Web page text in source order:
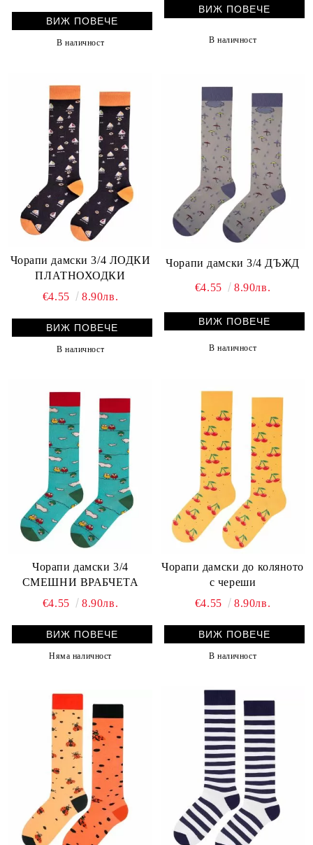
ВИЖ ПОВЕЧЕ
В наличност
ВИЖ ПОВЕЧЕ
В наличност
Чорапи дамски 3/4 ЛОДКИ
ПЛАТНОХОДКИ
€4.55
8.90лв.
ВИЖ ПОВЕЧЕ
В наличност
Чорапи дамски 3/4 ДЪЖД
€4.55 8.90лв.
ВИЖ ПОВЕЧЕ
В наличност
Чорапи дамски 3/4
СМЕШНИ ВРАБЧЕТА
€4.55
8.90лв.
ВИЖ ПОВЕЧЕ
Няма наличност
Чорапи дамски до коляното
с череши
€4.55
8.90лв.
ВИЖ ПОВЕЧЕ
В наличност